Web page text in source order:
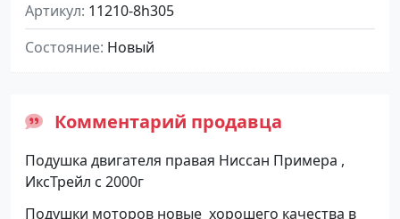
Артикул 11210-8h305
Состояние Новый
Комментарий продавца
Подушка двигателя правая Ниссан Примера ,
ИксТрейл с 2000г
Подушки моторов новые хорошего качества в